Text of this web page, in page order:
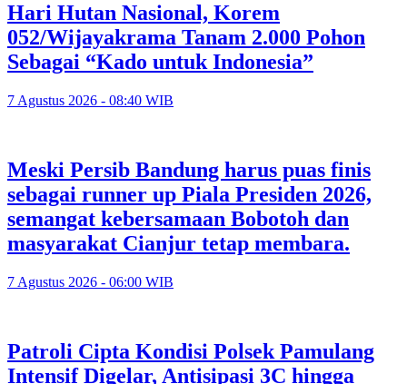
Hari Hutan Nasional, Korem
052/Wijayakrama Tanam 2.000 Pohon
Sebagai “Kado untuk Indonesia”
7 Agustus 2026 - 08:40 WIB
Meski Persib Bandung harus puas finis
sebagai runner up Piala Presiden 2026,
semangat kebersamaan Bobotoh dan
masyarakat Cianjur tetap membara.
7 Agustus 2026 - 06:00 WIB
Patroli Cipta Kondisi Polsek Pamulang
Intensif Digelar, Antisipasi 3C hingga